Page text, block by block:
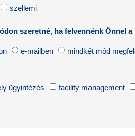
szellemi
szeretné, ha felvennénk Önnel
e-mailben mindkét mód
ügyintézés facility management